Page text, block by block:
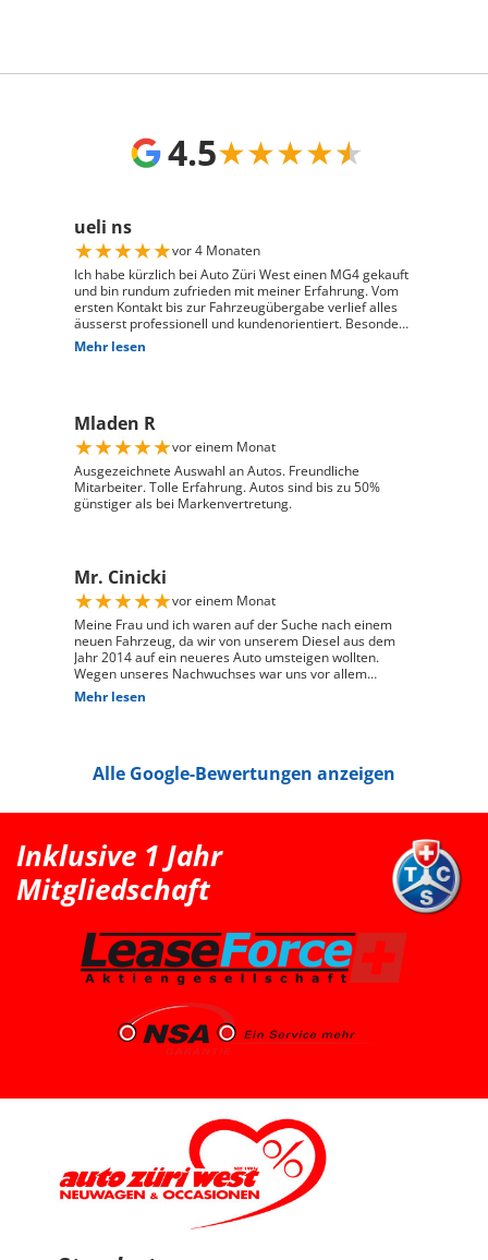
4.5★★★★★
ueli ns
★★★★★vor 4 Monaten
Ich habe kürzlich bei Auto Züri West einen MG4 gekauft
und bin rundum zufrieden mit meiner Erfahrung. Vom
ersten Kontakt bis zur Fahrzeugübergabe verlief alles
äusserst professionell und kundenorientiert. Besonders
hervorheben möchte ich die hervorragende Beratung
durch Herrn David Panic. Er hat sich viel Zeit
und engagierte Art hat den gesamten Kaufprozess sehr
angenehm gemacht. Die Abwicklung verlief reibungslos
und zuverlässig, und ich habe mein Fahrzeug genau so
erhalten, wie ich es mir vorgestellt habe. Ich kann Auto
Züri West uneingeschränkt weiterempfehlen und
bedanke mich herzlich für den ausgezeichneten Service
Mehr lesen
Mladen R
★★★★★vor einem Monat
Ausgezeichnete Auswahl an Autos. Freundliche
Mitarbeiter. Tolle Erfahrung. Autos sind bis zu 50%
günstiger als bei Markenvertretung.
Mr. Cinicki
★★★★★vor einem Monat
Meine Frau und ich waren auf der Suche nach einem
neuen Fahrzeug, da wir von unserem Diesel aus dem
Jahr 2014 auf ein neueres Auto umsteigen wollten.
Wegen unseres Nachwuchses war uns vor allem
wichtig, dass genügend Platz für einen Kindersitz
vorhanden ist und das Fahrzeug gut zu unserem Alltag
Bedürfnisse mit Kindersitz hinter dem Fahrer leider
etwas zu klein. Nach der Probefahrt hat uns der Berater
her nicht überzeugt hat. Somit war für uns klar, dass
der Peugeot 2008 die bessere Wahl ist. Schlussendlich
sind wir wieder zu Auto Züri West zurückgekommen
und konnten dort einen super Deal für einen Peugeot
knapp 7’000 km, ist ein Voll-Benziner und passt für uns
vom Platz, Fahrgefühl und Gesamtpaket sehr gut. Die
Beratung durch Herrn Francesco Salerno war sehr
freundlich, ehrlich und unkompliziert. Auch wenn die
Auswahl für uns relativ klar und limitiert war, fühlten wir
uns gut aufgehoben. Besonders positiv fand ich den
spannenden Austausch mit dem Berater über
allgemeine Autothemen und Dinge, die Autoliebhaber
Thema Auto vorhanden ist. Sehr geschätzt haben wir
zudem, dass vor der Übergabe extra noch ein Service
durchgeführt wurde, damit wir mit dem Fahrzeug
länger Ruhe haben. Das ist nicht selbstverständlich und
hat den positiven Eindruck nochmals verstärkt. Wir
freuen uns sehr über unseren Peugeot 2008 und
bedanken uns herzlich bei Auto Züri West sowie bei
Herrn Francesco Salerno für die angenehme Beratung,
den guten Austausch und den super Deal.
Mehr lesen
Alle Google-Bewertungen anzeigen
Inklusive 1 Jahr
Mitgliedschaft